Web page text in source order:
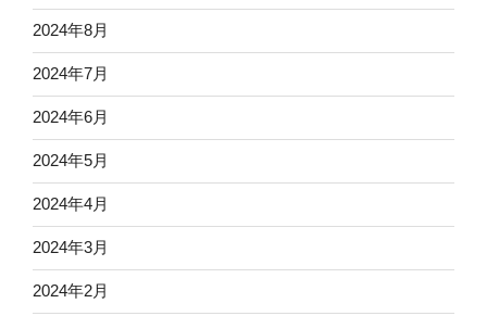
2024年8月
2024年7月
2024年6月
2024年5月
2024年4月
2024年3月
2024年2月